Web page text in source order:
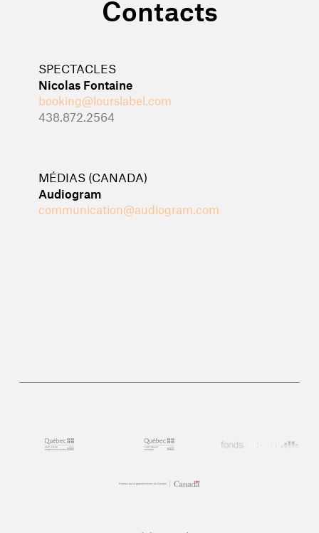
Contacts
SPECTACLES
Nicolas Fontaine
booking@lourslabel.com
438.872.2564
MÉDIAS (CANADA)
Audiogram
communication@audiogram.com